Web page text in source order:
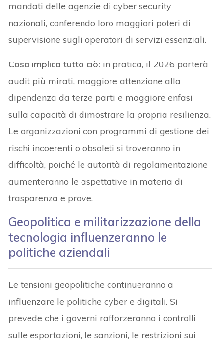
mandati delle agenzie di cyber security
nazionali, conferendo loro maggiori poteri di
supervisione sugli operatori di servizi essenziali.
Cosa implica tutto ciò: in pratica, il 2026 porterà
audit più mirati, maggiore attenzione alla
dipendenza da terze parti e maggiore enfasi
sulla capacità di dimostrare la propria resilienza.
Le organizzazioni con programmi di gestione dei
rischi incoerenti o obsoleti si troveranno in
difficoltà, poiché le autorità di regolamentazione
aumenteranno le aspettative in materia di
trasparenza e prove.
Geopolitica e militarizzazione della
tecnologia influenzeranno le
politiche aziendali
Le tensioni geopolitiche continueranno a
influenzare le politiche cyber e digitali. Si
prevede che i governi rafforzeranno i controlli
sulle esportazioni, le sanzioni, le restrizioni sui